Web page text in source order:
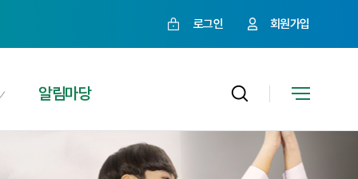
로그인 회원가입
알림마당